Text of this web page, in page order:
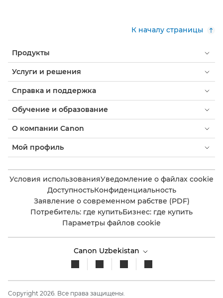
К началу страницы
Продукты
Услуги и решения
Справка и поддержка
Обучение и образование
О компании Canon
Мой профиль
Условия использованияУведомление о файлах cookie
ДоступностьКонфиденциальность
Заявление о современном рабстве (PDF)
Потребитель: где купитьБизнес: где купить
Параметры файлов cookie
Canon Uzbekistan
Copyright 2026. Все права защищены.